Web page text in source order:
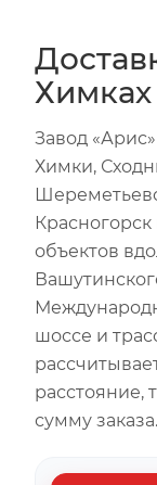
Завод
Химки,
объектов
шоссе и
расстояние,
сумму заказа.